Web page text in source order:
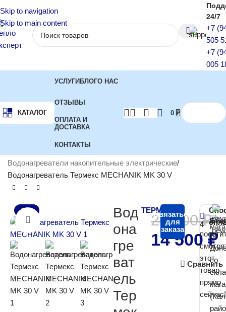
Skip to navigation
Skip to main content
24/7
+7
505
+7
005
КАТАЛОГ
УСЛУГИБЛОГО НАС
ОТЗЫВЫ
ОПЛАТА И
ДОСТАВКА
КОНТАКТЫ
0 ₽
Водонагреватели накопительные электрические
Водонагреватель Термекс MECHANIK MK 30 V
-28%
Нажмите, чтобы увеличить
Вод
она
гре
ват
ель
Тер
ТЕРМЕКС
20 000₽
14 500₽
Связаться
для
заказа
Сравнить
4
этот
товар
прямо
сейчас!
В
со